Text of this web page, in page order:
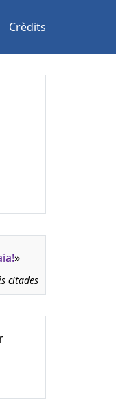
Crèdits
»
citades